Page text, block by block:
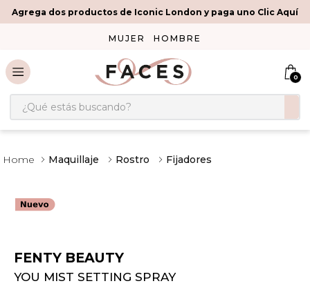
Agrega dos productos de Iconic London y paga uno Clic Aquí
MUJER HOMBRE
0
¿Qué estás buscando?
Maquillaje Rostro Fijadores
FENTY BEAUTY
YOU MIST SETTING SPRAY